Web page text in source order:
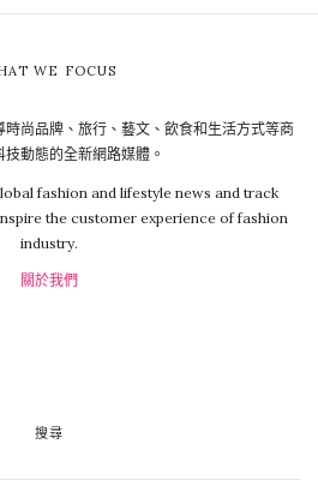
WE FOCUS
時尚品牌、旅行、藝文、飲食和生活方式等商
技動態的全新網路媒體。
fashion and lifestyle news and track
the customer experience of fashion
industry.
關於我們
搜尋